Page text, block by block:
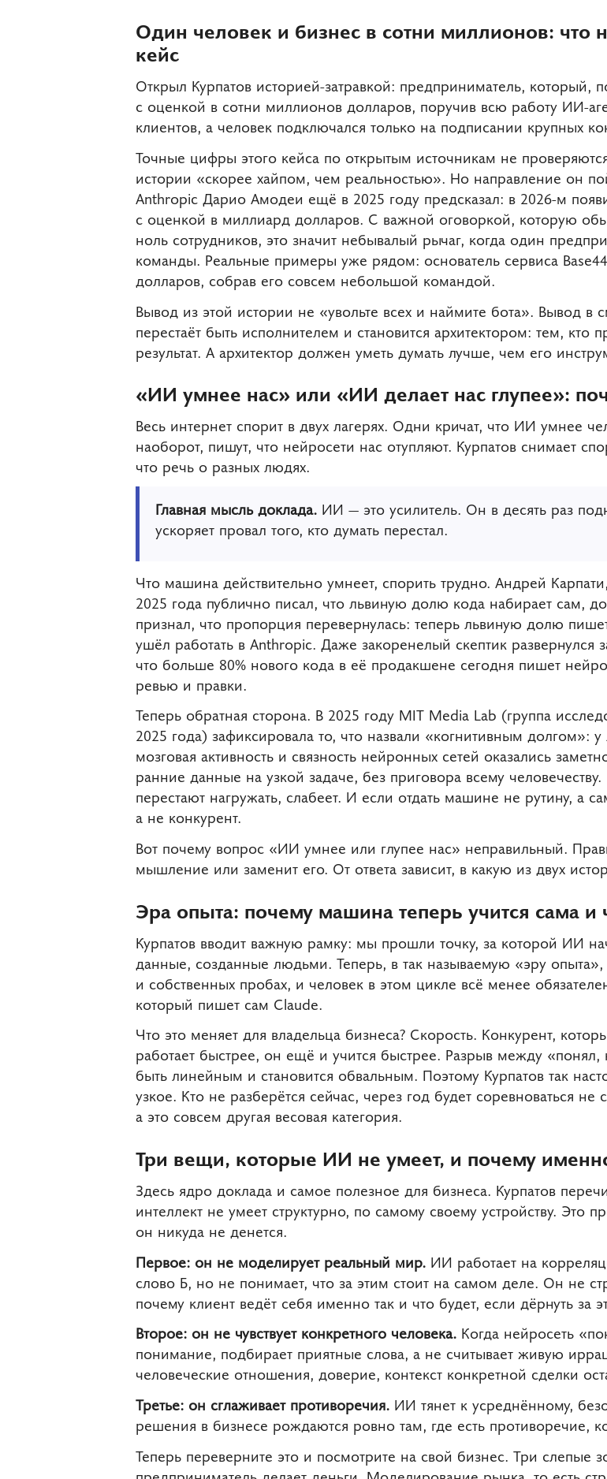
Один человек и бизнес в сотни миллионов: что
кейс
Открыл Курпатов историей-затравкой: предприниматель, который,
с оценкой в сотни миллионов долларов, поручив всю работу ИИ-
клиентов, а человек подключался только на подписании крупных
Точные цифры этого кейса по открытым источникам не
истории «скорее хайпом, чем реальностью». Но направление он
Anthropic Дарио Амодеи ещё в 2025 году предсказал: в 2026-м
с оценкой в миллиард долларов. С важной оговоркой, которую
ноль сотрудников, это значит небывалый рычаг, когда один
команды. Реальные примеры уже рядом: основатель сервиса
долларов, собрав его совсем небольшой командой.
Вывод из этой истории не «увольте всех и наймите бота». Вывод в
перестаёт быть исполнителем и становится архитектором: тем, кто
результат. А архитектор должен уметь думать лучше, чем его
«ИИ умнее нас» или «ИИ делает нас глупее»:
Весь интернет спорит в двух лагерях. Одни кричат, что ИИ умнее
наоборот, пишут, что нейросети нас отупляют. Курпатов снимает
что речь о разных людях.
Главная мысль доклада. ИИ — это усилитель. Он в десять раз
ускоряет провал того, кто думать перестал.
Что машина действительно умнеет, спорить трудно. Андрей
2025 года публично писал, что львиную долю кода набирает сам,
признал, что пропорция перевернулась: теперь львиную долю
ушёл работать в Anthropic. Даже закоренелый скептик развернулся
что больше 80% нового кода в её продакшене сегодня пишет
ревью и правки.
Теперь обратная сторона. В 2025 году MIT Media Lab (группа
2025 года) зафиксировала то, что назвали «когнитивным
мозговая активность и связность нейронных сетей оказались
ранние данные на узкой задаче, без приговора всему
перестают нагружать, слабеет. И если отдать машине не рутину, а
а не конкурент.
Вот почему вопрос «ИИ умнее или глупее нас» неправильный.
мышление или заменит его. От ответа зависит, в какую из двух
Эра опыта: почему машина теперь учится сама и
Курпатов вводит важную рамку: мы прошли точку, за которой ИИ
данные, созданные людьми. Теперь, в так называемую «эру
и собственных пробах, и человек в этом цикле всё менее
который пишет сам Claude.
Что это меняет для владельца бизнеса? Скорость. Конкурент,
работает быстрее, он ещё и учится быстрее. Разрыв между «понял,
быть линейным и становится обвальным. Поэтому Курпатов так
узкое. Кто не разберётся сейчас, через год будет
а это совсем другая весовая категория.
Три вещи, которые ИИ не умеет, и почему
Здесь ядро доклада и самое полезное для бизнеса. Курпатов
интеллект не умеет структурно, по самому своему устройству.
он никуда не денется.
Первое: он не моделирует реальный мир. ИИ работает на
слово Б, но не понимает, что за этим стоит на самом деле. Он не
почему клиент ведёт себя именно так и что будет, если дёрнуть за
Второе: он не чувствует конкретного человека. Когда нейросеть
понимание, подбирает приятные слова, а не считывает живую
человеческие отношения, доверие, контекст конкретной сделки
Третье: он сглаживает противоречия. ИИ тянет к усреднённому,
решения в бизнесе рождаются ровно там, где есть противоречие,
Теперь переверните это и посмотрите на свой бизнес. Три слепые